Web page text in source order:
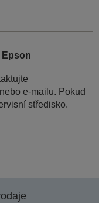
Epson
e-mailu. Pokud
středisko.